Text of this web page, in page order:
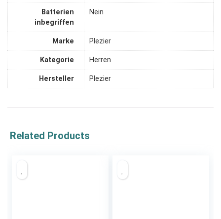
Batterien
inbegriffen
‎Nein
Marke ‎Plezier
Kategorie ‎Herren
Hersteller ‎Plezier
Related Products